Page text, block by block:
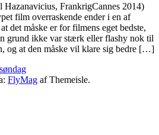
Hazanavicius, FrankrigCannes 2014)
film overraskende ender i en af
det måske er for filmens eget bedste,
grund ikke var stærk eller flashy nok til
og at den måske vil klare sig bedre […]
FlyMag af Themeisle.